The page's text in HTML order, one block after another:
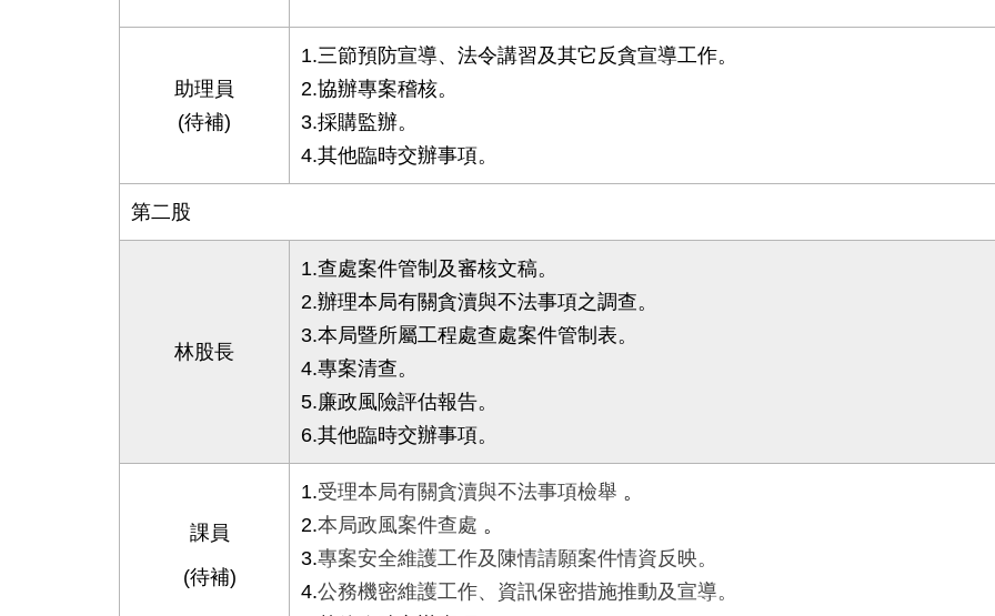
助理員
(待補)
1.三節預防宣導、法令講習及其它反貪宣導工作。
2.協辦專案稽核。
3.採購監辦。
4.其他臨時交辦事項。
第二股
林股長
1.查處案件管制及審核文稿。
2.辦理本局有關貪瀆與不法事項之調查。
3.本局暨所屬工程處查處案件管制表。
4.專案清查。
5.廉政風險評估報告。
6.其他臨時交辦事項。
課員
(待補)
1.受理本局有關貪瀆與不法事項檢舉 。
2.本局政風案件查處 。
3.專案安全維護工作及陳情請願案件情資反映。
4.公務機密維護工作、資訊保密措施推動及宣導。